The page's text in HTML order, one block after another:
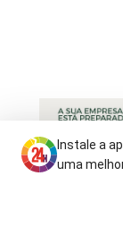
Instale a
uma